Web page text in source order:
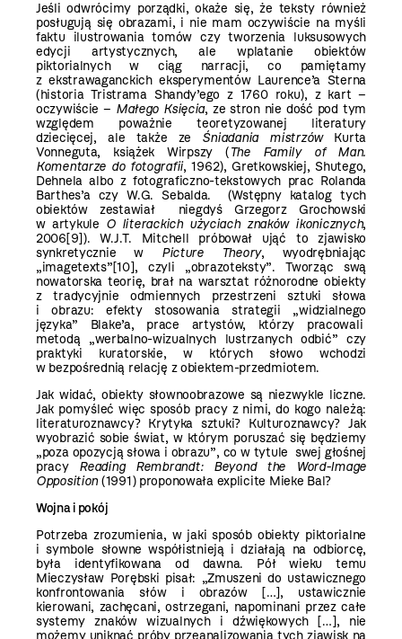
Jeśli odwrócimy porządki, okaże się, że teksty również
posługują się obrazami, i nie mam oczywiście na myśli
faktu ilustrowania tomów czy tworzenia luksusowych
edycji artystycznych, ale wplatanie obiektów
piktorialnych w ciąg narracji, co pamiętamy
z ekstrawaganckich eksperymentów Laurence’a Sterna
(historia Tristrama Shandy’ego z 1760 roku), z kart –
oczywiście – Małego Księcia, ze stron nie dość pod tym
względem poważnie teoretyzowanej literatury
dziecięcej, ale także ze Śniadania mistrzów Kurta
Vonneguta, książek Wirpszy (The Family of Man.
Komentarze do fotografii, 1962), Gretkowskiej, Shutego,
Dehnela albo z fotograficzno-tekstowych prac Rolanda
Barthes’a czy W.G. Sebalda. (Wstępny katalog tych
obiektów zestawiał niegdyś Grzegorz Grochowski
w artykule O literackich użyciach znaków ikonicznych,
2006[9]). W.J.T. Mitchell próbował ująć to zjawisko
synkretycznie w Picture Theory,
wyodrębniając
„imagetexts”[10], czyli „obrazoteksty”. Tworząc swą
nowatorska teorię, brał na warsztat różnorodne obiekty
z tradycyjnie odmiennych przestrzeni sztuki słowa
i obrazu: efekty stosowania strategii „widzialnego
języka” Blake’a, prace artystów, którzy pracowali
metodą „werbalno-wizualnych lustrzanych odbić” czy
praktyki kuratorskie, w których słowo wchodzi
w bezpośrednią relację z obiektem-przedmiotem.
Jak widać, obiekty słownoobrazowe są niezwykle liczne.
Jak pomyśleć więc sposób pracy z nimi, do kogo należą:
literaturoznawcy? Krytyka sztuki? Kulturoznawcy? Jak
wyobrazić sobie świat, w którym poruszać się będziemy
„poza opozycją słowa i obrazu”, co w tytule swej głośnej
pracy Reading Rembrandt: Beyond the Word-Image
Opposition(1991) proponowała explicite Mieke Bal?
Wojna i pokój
Potrzeba zrozumienia, w jaki sposób obiekty piktorialne
i symbole słowne współistnieją i działają na odbiorcę,
była identyfikowana od dawna. Pół wieku temu
Mieczysław Porębski pisał: „Zmuszeni do ustawicznego
konfrontowania słów i obrazów […], ustawicznie
kierowani, zachęcani, ostrzegani, napominani przez całe
systemy znaków wizualnych i dźwiękowych […], nie